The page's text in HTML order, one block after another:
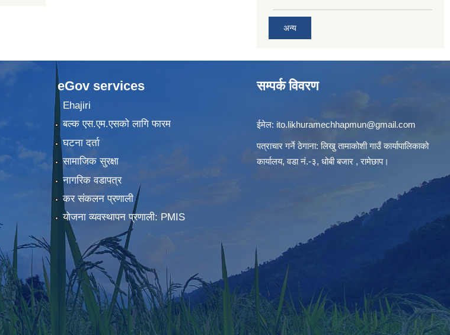
अन्य
eGov services
Ehajiri
बल्क एस.एम.एसको लागि फारम
घटना दर्ता
सामाजिक सुरक्षा
नागरिक वडापत्र
कर संकलन प्रणाली
योजना व्यवस्थापन प्रणाली: PMIS
सम्पर्क विवरण
ईमेल: ito.likhuramechhapmun@gmail.com
पत्राचार गर्ने ठेगाना: लिखु तामाकोशी गाउँ कार्यापालिकाको
कार्यालय, वडा नं.-३, धोबी बजार , रामेछाप।